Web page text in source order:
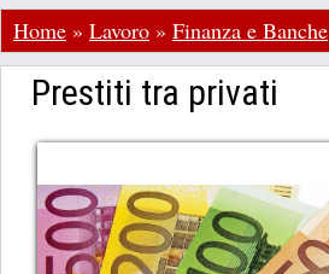
Home » Lavoro » Finanza e Banche
Prestiti tra privati